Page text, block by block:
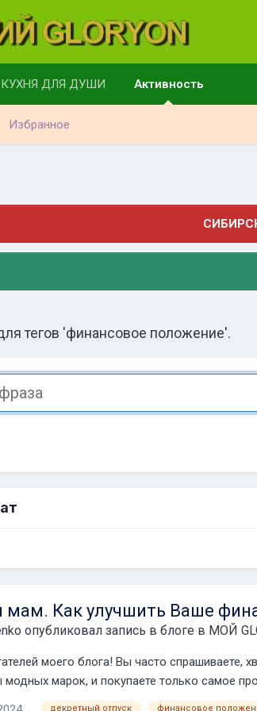
КУХНЯ ДЛЯ ДУШИ Активность
Избранное
тегов 'финансовое положение'.
мам. Как улучшить Ваше
опубликовал запись в блоге в МОЙ
моего блога! Вы часто спрашиваете,
марок, и покупаете только самое
декретный отпуск финансовое